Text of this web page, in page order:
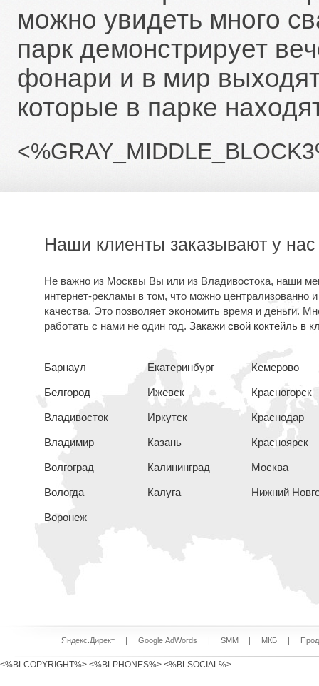
можно увидеть много
парк демонстрирует
фонари и в мир
которые в парке
Наши клиенты заказывают у
Не важно из Москвы Вы или из Владивостока, наши
интернет-рекламы в том, что можно централизованно
качества. Это позволяет экономить время и деньги.
работать с нами не один год.Закажи свой коктейль в
Барнаул
Белгород
Владивосток
Владимир
Волгоград
Вологда
Воронеж
Екатеринбург
Ижевск
Иркутск
Казань
Калининград
Калуга
Кемерово
Красногорск
Краснодар
Красноярск
Москва
Нижний
Яндекс.Директ | Google.AdWords | SMM | МКБ |
<%BLCOPYRIGHT%> <%BLPHONES%> <%BLSOCIAL%>